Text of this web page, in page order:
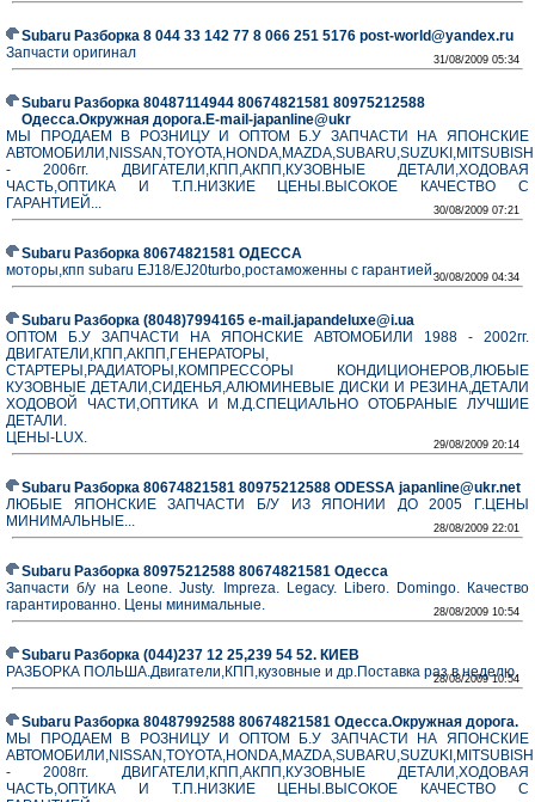
Subaru Разборка 8 044 33 142 77 8 066 251 5176 post-world@yandex.ru
Запчасти оригинал
31/08/2009 05:34
Subaru Разборка 80487114944 80674821581 80975212588
Одесса.Окружная дорога.E-mail-japanline@ukr
МЫ ПРОДАЕМ В РОЗНИЦУ И ОПТОМ Б.У ЗАПЧАСТИ НА ЯПОНСКИЕ
- 2006гг. ДВИГАТЕЛИ,КПП,АКПП,КУЗОВНЫЕ ДЕТАЛИ,ХОДОВАЯ
ЧАСТЬ,ОПТИКА И Т.П.НИЗКИЕ ЦЕНЫ.ВЫСОКОЕ КАЧЕСТВО С
ГАРАНТИЕЙ...
30/08/2009 07:21
Subaru Разборка 80674821581 ОДЕССА
моторы,кпп subaru EJ18/EJ20turbo,ростаможенны с гарантией.30/08/2009 04:34
Subaru Разборка (8048)7994165 е-mail.japandeluxe@i.ua
ОПТОМ Б.У ЗАПЧАСТИ НА ЯПОНСКИЕ АВТОМОБИЛИ 1988 - 2002гг.
ДВИГАТЕЛИ,КПП,АКПП,ГЕНЕРАТОРЫ,
СТАРТЕРЫ,РАДИАТОРЫ,КОМПРЕССОРЫ КОНДИЦИОНЕРOB,ЛЮБЫЕ
КУЗОВНЫЕ ДЕТАЛИ,СИДЕНЬЯ,АЛЮМИНЕВЫЕ ДИСКИ И РЕЗИНА,ДЕТАЛИ
ХОДОВОЙ ЧАСТИ,ОПТИКА И М.Д.СПЕЦИАЛЬНО ОТОБРАНЫЕ ЛУЧШИЕ
ДЕТАЛИ.
ЦЕНЫ-LUX.
29/08/2009 20:14
Subaru Разборка 80674821581 80975212588 ODESSA japanline@ukr.net
ЛЮБЫЕ ЯПОНСКИЕ ЗАПЧАСТИ Б/У ИЗ ЯПОНИИ ДО 2005 Г.ЦЕНЫ
МИНИМАЛЬНЫЕ...
28/08/2009 22:01
Subaru Разборка 80975212588 80674821581 Одесса
Запчасти б/у на Leone. Justy. Impreza. Legacy. Libero. Domingo. Качество
гарантированно. Цены минимальные.
28/08/2009 10:54
Subaru Разборка (044)237 12 25,239 54 52. КИЕВ
РАЗБОРКА ПОЛЬША.Двигатели,КПП,кузовные и др.Поставка раз в неделю.
28/08/2009 10:54
Subaru Разборка 80487992588 80674821581 Одесса.Окружная дорога.
МЫ ПРОДАЕМ В РОЗНИЦУ И ОПТОМ Б.У ЗАПЧАСТИ НА ЯПОНСКИЕ
- 2008гг. ДВИГАТЕЛИ,КПП,АКПП,КУЗОВНЫЕ ДЕТАЛИ,ХОДОВАЯ
ЧАСТЬ,ОПТИКА И Т.П.НИЗКИЕ ЦЕНЫ.ВЫСОКОЕ КАЧЕСТВО С